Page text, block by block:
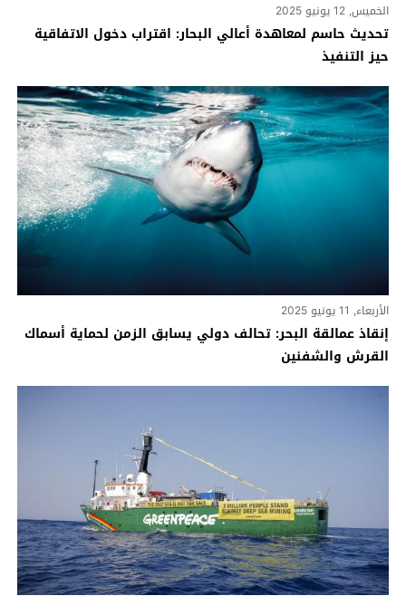
الخميس, 12 يونيو 2025
تحديث حاسم لمعاهدة أعالي البحار: اقتراب دخول الاتفاقية
حيز التنفيذ
الأربعاء, 11 يونيو 2025
إنقاذ عمالقة البحر: تحالف دولي يسابق الزمن لحماية أسماك
القرش والشفنين